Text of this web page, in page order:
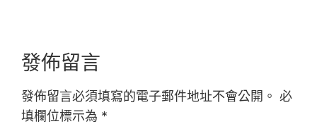
發佈留言
發佈留言必須填寫的電子郵件地址不會公開。 必
填欄位標示為 *